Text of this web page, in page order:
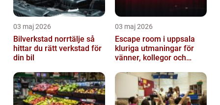
03 maj 2026
Bilverkstad norrtälje så
hittar du rätt verkstad för
din bil
03 maj 2026
Escape room i uppsala
kluriga utmaningar för
vänner, kollegor och